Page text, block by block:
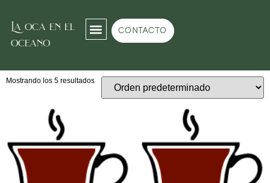
La oca en el
oceano
CONTACTO
Inicio /Tea room/ Té rojo
Té rojo
Mostrando los 5 resultados